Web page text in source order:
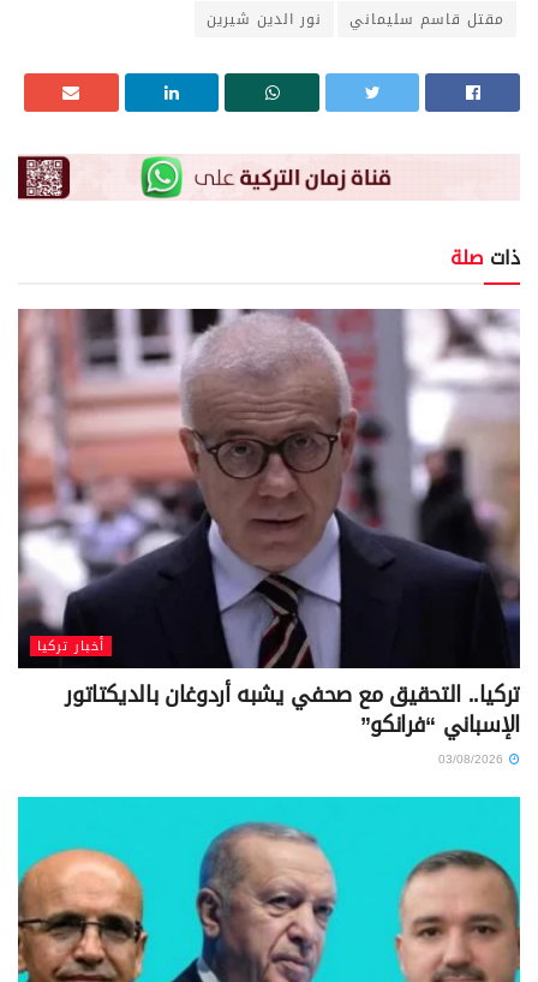
مقتل قاسم سليماني
نور الدين شيرين
ذات صلة
أخبار تركيا
تركيا.. التحقيق مع صحفي يشبه أردوغان بالديكتاتور
الإسباني “فرانكو”